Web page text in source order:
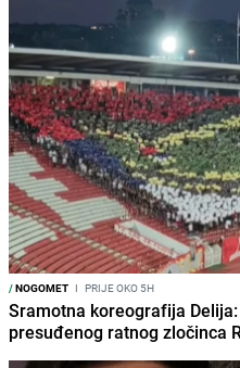
/NOGOMET I PRIJE OKO 5H
Sramotna koreografija
presuđenog ratnog zločinca